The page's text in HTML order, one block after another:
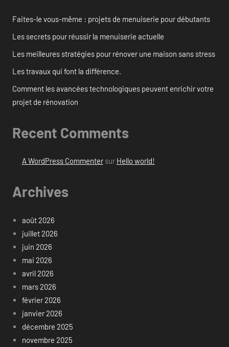
Faites-le vous-même : projets de menuiserie pour débutants
Les secrets pour réussir la menuiserie actuelle
Les meilleures stratégies pour rénover une maison sans stress
Les travaux qui font la différence.
Comment les avancées technologiques peuvent enrichir votre
projet de rénovation
Recent Comments
A WordPress Commentersur Hello world!
Archives
août 2026
juillet 2026
juin 2026
mai 2026
avril 2026
mars 2026
février 2026
janvier 2026
décembre 2025
novembre 2025